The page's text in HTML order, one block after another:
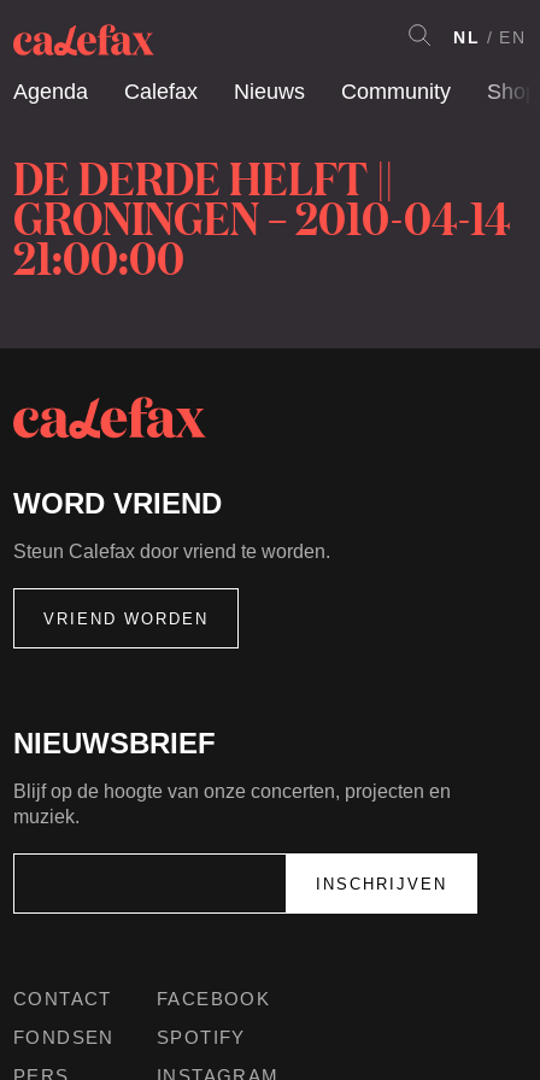
Agenda Calefax Nieuws Community Shop
NL EN
DE DERDE HELFT ||
GRONINGEN – 2010-04-14
21:00:00
CONTACT
FONDSEN
PERS
FACEBOOK
SPOTIFY
INSTAGRAM
NIEUWSBRIEF
Blijf op de hoogte van onze concerten, projecten en
muziek.
WORD VRIEND
Steun Calefax door vriend te worden.
VRIEND WORDEN